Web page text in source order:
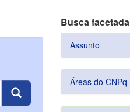
Busca facetada
Assunto
Áreas do CNPq